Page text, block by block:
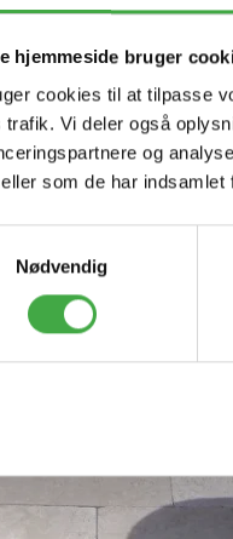
hjemmeside bruger
cookies til at tilpasse
trafik. Vi deler også
og
som de har indsamlet
Nødvendig